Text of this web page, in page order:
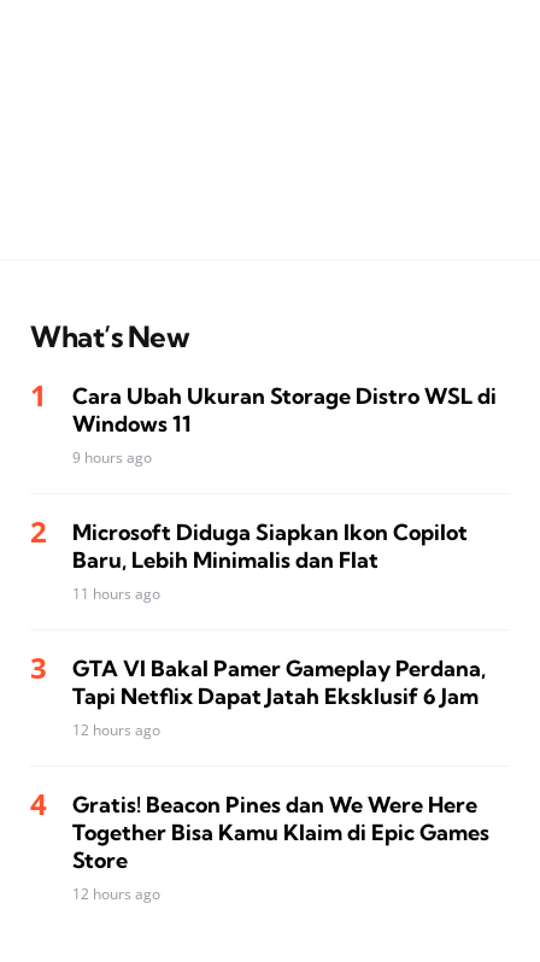
What’s New
Cara Ubah Ukuran Storage Distro WSL di
Windows 11
9 hours ago
Microsoft Diduga Siapkan Ikon Copilot
Baru, Lebih Minimalis dan Flat
11 hours ago
GTA VI Bakal Pamer Gameplay Perdana,
Tapi Netflix Dapat Jatah Eksklusif 6 Jam
12 hours ago
Gratis! Beacon Pines dan We Were Here
Together Bisa Kamu Klaim di Epic Games
Store
12 hours ago